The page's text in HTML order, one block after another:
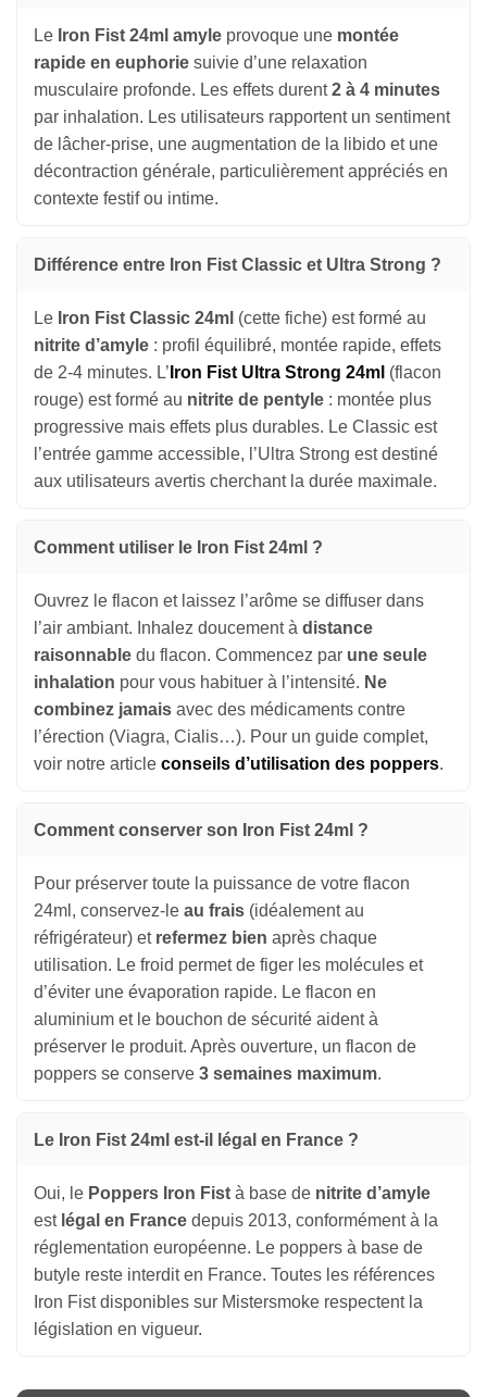
Le Iron Fist 24ml amyle provoque une montée
rapide en euphorie suivie d’une relaxation
musculaire profonde. Les effets durent2 à 4 minutes
par inhalation. Les utilisateurs rapportent un sentiment
de lâcher-prise, une augmentation de la libido et une
décontraction générale, particulièrement appréciés en
contexte festif ou intime.
Différence entre Iron Fist Classic et Ultra Strong ?
Le Iron Fist Classic 24ml (cette fiche) est formé au
nitrite d’amyle : profil équilibré, montée rapide, effets
de 2-4 minutes. L’ Iron Fist Ultra Strong 24ml (flacon
rouge) est formé au nitrite de pentyle : montée plus
progressive mais effets plus durables. Le Classic est
l’entrée gamme accessible, l’Ultra Strong est destiné
aux utilisateurs avertis cherchant la durée maximale.
Comment utiliser le Iron Fist 24ml ?
Ouvrez le flacon et laissez l’arôme se diffuser dans
l’air ambiant. Inhalez doucement à distance
raisonnable du flacon. Commencez par une seule
inhalation pour vous habituer à l’intensité. Ne
combinez jamais avec des médicaments contre
l’érection (Viagra, Cialis…). Pour un guide complet,
voir notre article conseils d’utilisation des poppers.
Comment conserver son Iron Fist 24ml ?
Pour préserver toute la puissance de votre flacon
24ml, conservez-le au frais (idéalement au
réfrigérateur) et refermez bien après chaque
utilisation. Le froid permet de figer les molécules et
d’éviter une évaporation rapide. Le flacon en
aluminium et le bouchon de sécurité aident à
préserver le produit. Après ouverture, un flacon de
poppers se conserve 3 semaines maximum.
Le Iron Fist 24ml est-il légal en France ?
Oui, le Poppers Iron Fist à base de nitrite d’amyle
est légal en France depuis 2013, conformément à la
réglementation européenne. Le poppers à base de
butyle reste interdit en France. Toutes les références
Iron Fist disponibles sur Mistersmoke respectent la
législation en vigueur.